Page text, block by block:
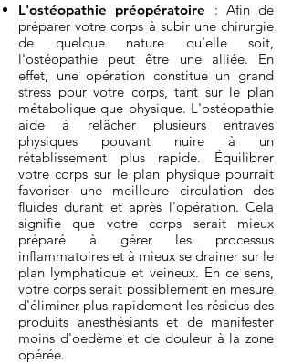
L'ostéopathie préopératoire : Afin de
préparer votre corps à subir une chirurgie
de quelque nature qu'elle soit,
l'ostéopathie peut être une alliée. En
effet, une opération constitue un grand
stress pour votre corps, tant sur le plan
métabolique que physique. L'ostéopathie
aide à relâcher plusieurs entraves
physiques pouvant nuire à un
rétablissement plus rapide. Équilibrer
votre corps sur le plan physique pourrait
favoriser une meilleure circulation des
fluides durant et après l'opération. Cela
signifie que votre corps serait mieux
préparé à gérer les processus
inflammatoires et à mieux se drainer sur le
plan lymphatique et veineux. En ce sens,
votre corps serait possiblement en mesure
d'éliminer plus rapidement les résidus des
produits anesthésiants et de manifester
moins d'oedème et de douleur à la zone
opérée.